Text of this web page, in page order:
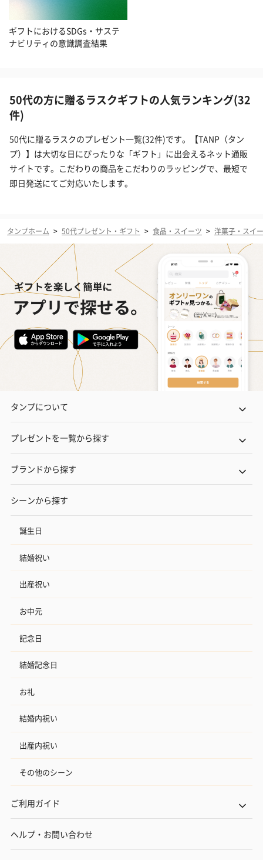
ギフトにおけるSDGs・サステ
ナビリティの意識調査結果
50代の方に贈るラスクギフトの人気ランキング(32
件)
50代に贈るラスクのプレゼント一覧(32件)です。【TANP（タン
プ）】は大切な日にぴったりな「ギフト」に出会えるネット通販
サイトです。こだわりの商品をこだわりのラッピングで、最短で
即日発送にてご対応いたします。
タンプホーム > 50代プレゼント・ギフト > 食品・スイーツ > 洋菓子・スイ
タンプについて
プレゼントを一覧から探す
ブランドから探す
シーンから探す
誕生日
結婚祝い
出産祝い
お中元
記念日
結婚記念日
お礼
結婚内祝い
出産内祝い
その他のシーン
ご利用ガイド
ヘルプ・お問い合わせ